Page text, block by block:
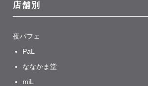
店舗別
夜パフェ
PaL
ななかま堂
miL